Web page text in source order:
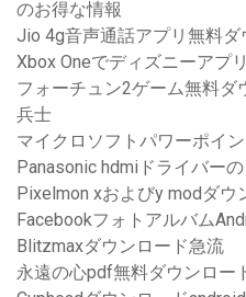
のお得な情報
Jio 4g音声通話アプリ無料
Xbox Oneでディズニーアプ
フォーチュン2ゲーム無料
兵士
マイクロソフトパワーポイ
Panasonic hdmiドライバー
Pixelmon xおよびy modダウ
Facebookフォトアルバム
Blitzmaxダウンロード急流
永遠の心pdf無料ダウンロー